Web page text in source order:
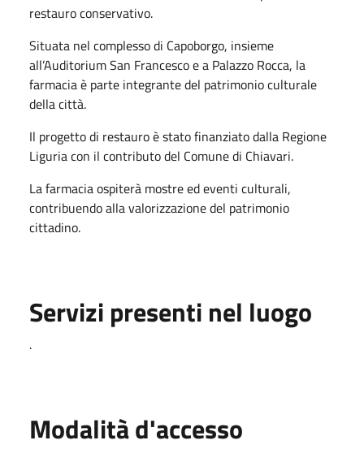
restauro conservativo.
Situata nel complesso di Capoborgo, insieme
all’Auditorium San Francesco e a Palazzo Rocca, la
farmacia è parte integrante del patrimonio culturale
della città.
Il progetto di restauro è stato finanziato dalla Regione
Liguria con il contributo del Comune di Chiavari.
La farmacia ospiterà mostre ed eventi culturali,
contribuendo alla valorizzazione del patrimonio
cittadino.
Servizi presenti nel luogo
.
Modalità d'accesso